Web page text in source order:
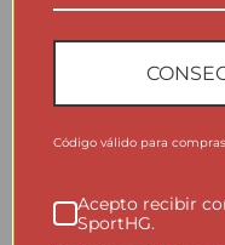
rendimiento
Las prendas SportHG
contacto directo con
evacuan la humedad
propiedades técnicas
Código válido para
Acepto recibir
SportHG.